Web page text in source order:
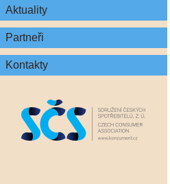
Aktuality
Partneři
Kontakty